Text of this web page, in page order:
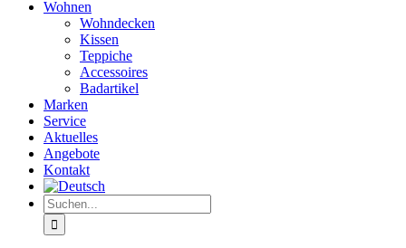
Wohnen
Wohndecken
Kissen
Teppiche
Accessoires
Badartikel
Marken
Service
Aktuelles
Angebote
Kontakt
Suche
nach: